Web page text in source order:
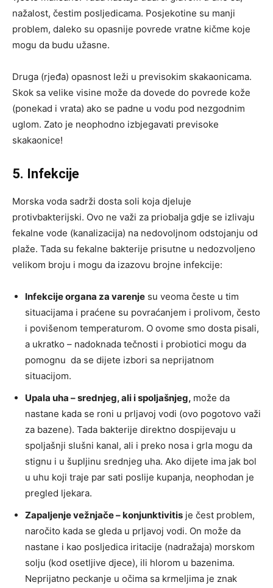
nažalost, čestim posljedicama. Posjekotine su manji
problem, daleko su opasnije povrede vratne kičme koje
mogu da budu užasne.
Druga (rjeđa) opasnost leži u previsokim skakaonicama.
Skok sa velike visine može da dovede do povrede kože
(ponekad i vrata) ako se padne u vodu pod nezgodnim
uglom. Zato je neophodno izbjegavati previsoke
skakaonice!
5. Infekcije
Morska voda sadrži dosta soli koja djeluje
protivbakterijski. Ovo ne važi za priobalja gdje se izlivaju
fekalne vode (kanalizacija) na nedovoljnom odstojanju od
plaže. Tada su fekalne bakterije prisutne u nedozvoljeno
velikom broju i mogu da izazovu brojne infekcije:
Infekcije organa za varenje su veoma česte u tim
situacijama i praćene su povraćanjem i prolivom, često
i povišenom temperaturom. O ovome smo dosta pisali,
a ukratko – nadoknada tečnosti i probiotici mogu da
pomognu da se dijete izbori sa neprijatnom
situacijom.
Upala uha – srednjeg, ali i spoljašnjeg, može da
nastane kada se roni u prljavoj vodi (ovo pogotovo važi
za bazene). Tada bakterije direktno dospijevaju u
spoljašnji slušni kanal, ali i preko nosa i grla mogu da
stignu i u šupljinu srednjeg uha. Ako dijete ima jak bol
u uhu koji traje par sati poslije kupanja, neophodan je
pregled ljekara.
Zapaljenje vežnjače – konjunktivitis je čest problem,
naročito kada se gleda u prljavoj vodi. On može da
nastane i kao posljedica iritacije (nadražaja) morskom
solju (kod osetljive djece), ili hlorom u bazenima.
Neprijatno peckanje u očima sa krmeljima je znak